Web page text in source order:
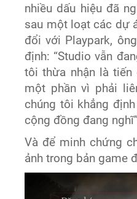
nhiều dấu hiệu đã
sau một loạt các dự
đổi với Playpark, ông
định: “Studio vẫn
tôi thừa nhận là
một phần vì phải
chúng tôi khẳng
cộng đồng đang
Và để minh chứng
ảnh trong bản game